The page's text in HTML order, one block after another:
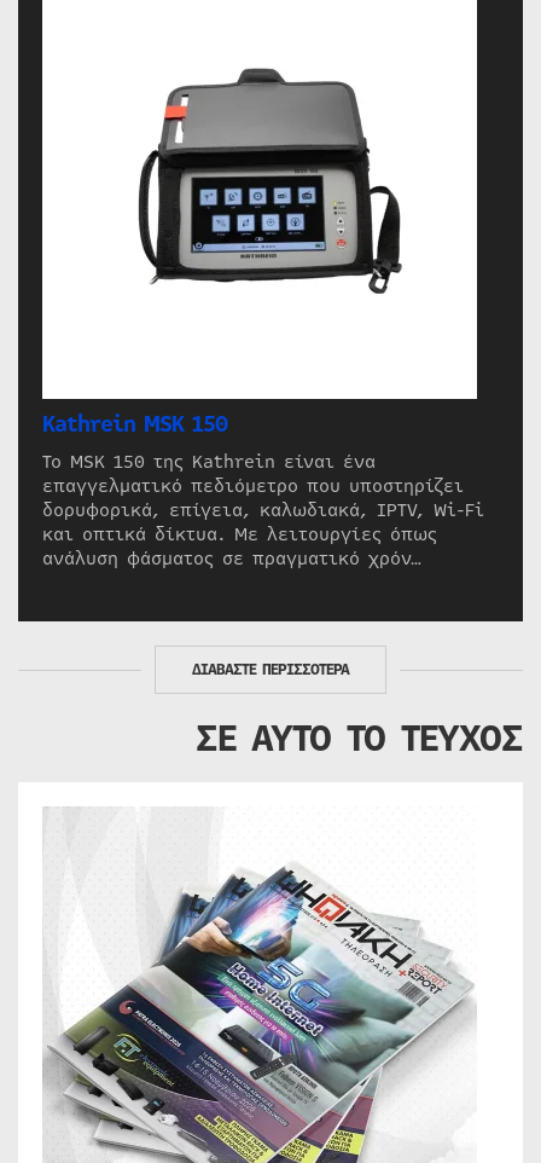
Kathrein MSK 150
Το MSK 150 της Kathrein είναι ένα
επαγγελματικό πεδιόμετρο που υποστηρίζει
δορυφορικά, επίγεια, καλωδιακά, IPTV, Wi-Fi
και οπτικά δίκτυα. Με λειτουργίες όπως
ανάλυση φάσματος σε πραγματικό χρόν…
ΔΙΑΒΑΣΤΕ ΠΕΡΙΣΣΟΤΕΡΑ
ΣΕ ΑΥΤΟ ΤΟ ΤΕΥΧΟΣ